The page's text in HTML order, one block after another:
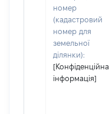
номер
(кадастровий
номер для
земельної
ділянки):
[Конфіденційна
інформація]